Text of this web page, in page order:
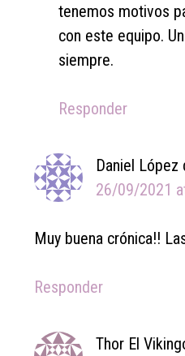
tenemos motivos
con este equipo.
siempre.
Responder
Daniel López
26/09/2021
Muy buena crónica!!
Responder
Thor El